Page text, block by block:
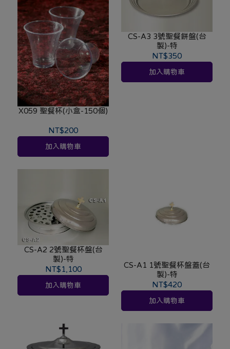
X059 聖餐杯(小盒-150個)
NT$200
加入購物車
CS-A3 3號聖餐餅盤(台
製)-特
NT$350
加入購物車
CS-A2 2號聖餐杯盤(台
製)-特
NT$1,100
加入購物車
CS-A1 1號聖餐杯盤蓋(台
製)-特
NT$420
加入購物車